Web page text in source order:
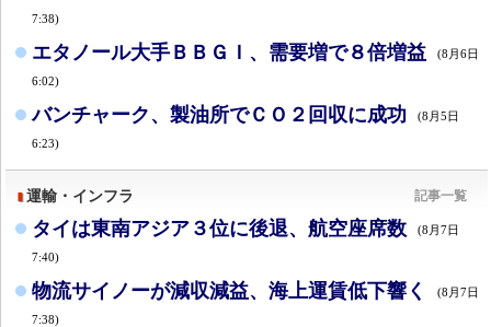
7:38)
エタノール大手ＢＢＧＩ、需要増で８倍増益 (8月6日
6:02)
バンチャーク、製油所でＣＯ２回収に成功 (8月5日
6:23)
運輸・インフラ 記事一覧
タイは東南アジア３位に後退、航空座席数 (8月7日
7:40)
物流サイノーが減収減益、海上運賃低下響く (8月7日
7:38)